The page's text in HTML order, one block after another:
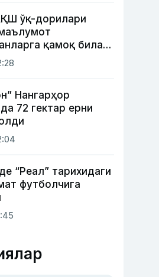
ўқ-дорилари
қамоқ билан
Нангарҳор
72 гектар ерни
“Реал” тарихидаги
футболчига